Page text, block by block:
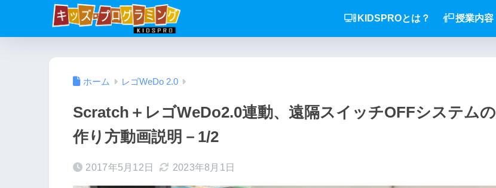
KIDSPROとは？ 授業内容
ホーム レゴWeDo 2.0
Scratch＋レゴWeDo2.0連動、遠隔スイッチOFFシステムの
作り方動画説明－1/2
2017年5月12日 2023年8月1日